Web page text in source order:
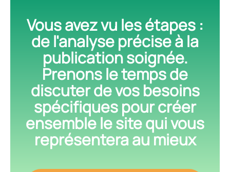
Vous avez vu les étapes :
de l'analyse précise à la
publication soignée.
Prenons le temps de
discuter de vos besoins
spécifiques pour créer
ensemble le site qui vous
représentera au mieux